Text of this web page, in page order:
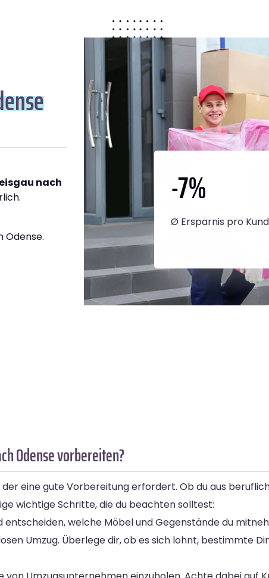
nach
Odense.
-7%
Ø Ersparnis pro
Odense vorbereiten?
eine gute Vorbereitung erfordert. Ob du aus
wichtige Schritte, die du beachten solltest:
welche Möbel und Gegenstände du
Umzug. Überlege dir, ob es sich lohnt, bestimmte